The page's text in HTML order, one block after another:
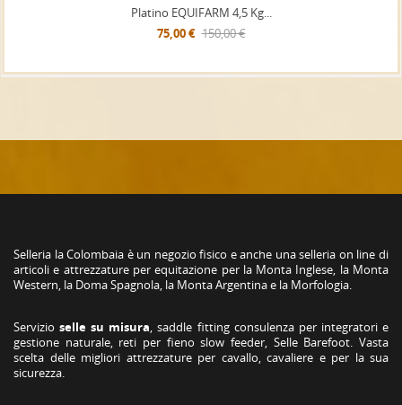
Platino EQUIFARM 4,5 Kg...
75,00 € 150,00 €
Selleria la Colombaia è un negozio fisico e anche una selleria on line di
articoli e attrezzature per equitazione per la Monta Inglese, la Monta
Western, la Doma Spagnola, la Monta Argentina e la Morfologia.
Servizioselle su misura, saddle fitting consulenza per integratori e
gestione naturale, reti per fieno slow feeder, Selle Barefoot. Vasta
scelta delle migliori attrezzature per cavallo, cavaliere e per la sua
sicurezza.